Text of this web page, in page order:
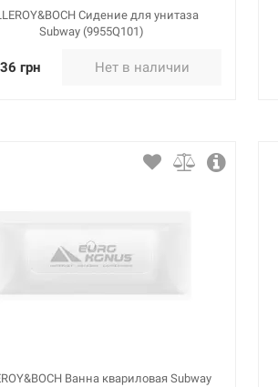
Сидение для унитаза
Subway (9955Q101)
грн Нет в наличии
Ванна квариловая Subway